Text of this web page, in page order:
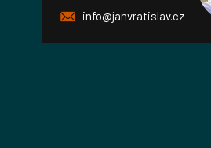
info@janvratislav.cz